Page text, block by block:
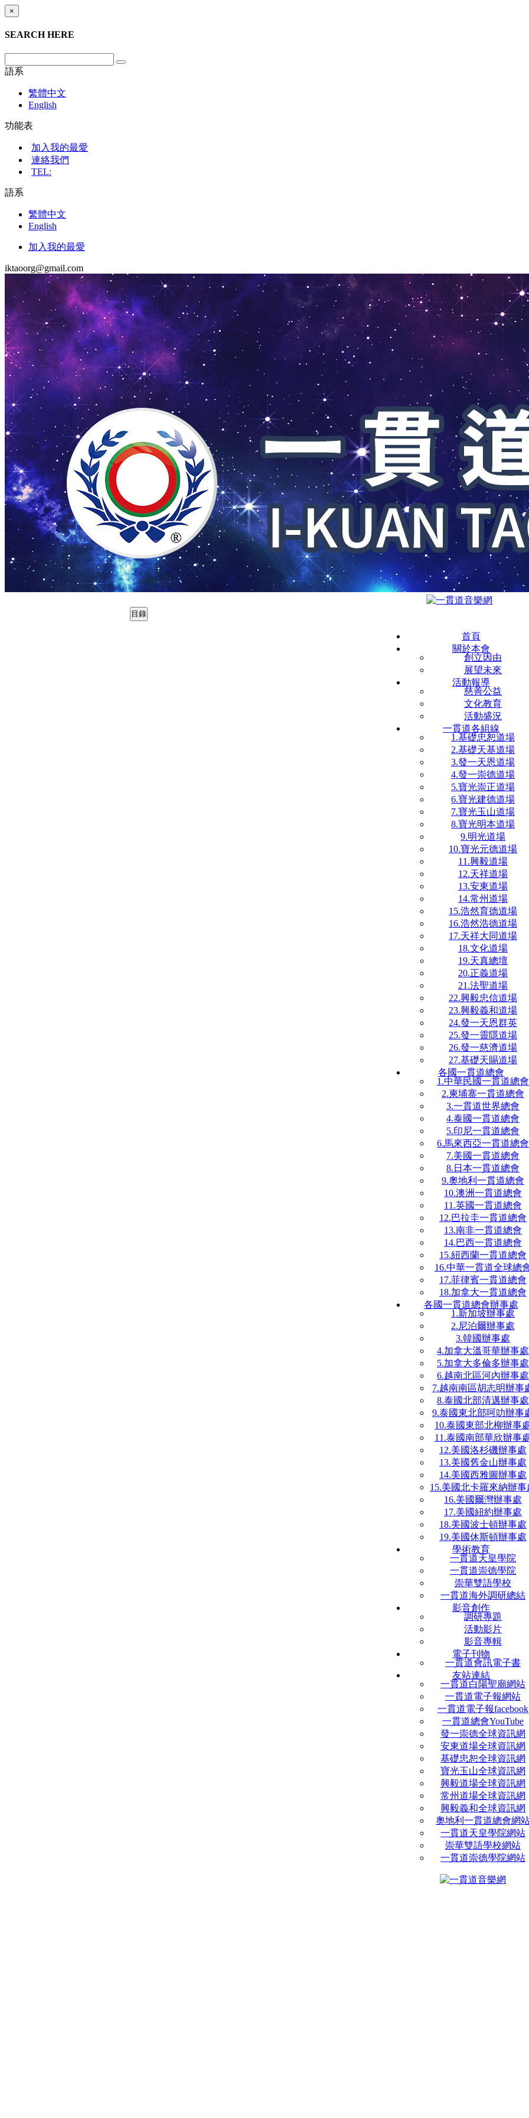
×
SEARCH HERE
語系
繁體中文
English
功能表
加入我的最愛
連絡我們
TEL:
語系
繁體中文
English
加入我的最愛
iktaoorg@gmail.com
目錄
首頁
關於本會
創立因由
展望未來
活動報導
慈善公益
文化教育
活動盛況
一貫道各組線
1.基礎忠恕道場
2.基礎天基道場
3.發一天恩道場
4.發一崇德道場
5.寶光崇正道場
6.寶光建德道場
7.寶光玉山道場
8.寶光明本道場
9.明光道場
10.寶光元德道場
11.興毅道場
12.天祥道場
13.安東道場
14.常州道場
15.浩然育德道場
16.浩然浩德道場
17.天祥大同道場
18.文化道場
19.天真總壇
20.正義道場
21.法聖道場
22.興毅忠信道場
23.興毅義和道場
24.發一天恩群英
25.發一靈隱道場
26.發一慈濟道場
27.基礎天賜道場
各國一貫道總會
1.中華民國一貫道總會
2.柬埔寨一貫道總會
3.一貫道世界總會
4.泰國一貫道總會
5.印尼一貫道總會
6.馬來西亞一貫道總會
7.美國一貫道總會
8.日本一貫道總會
9.奧地利一貫道總會
10.澳洲一貫道總會
11.英國一貫道總會
12.巴拉圭一貫道總會
13.南非一貫道總會
14.巴西一貫道總會
15.紐西蘭一貫道總會
16.中華一貫道全球總
17.菲律賓一貫道總會
18.加拿大一貫道總會
各國一貫道總會辦事處
1.新加坡辦事處
2.尼泊爾辦事處
3.韓國辦事處
4.加拿大溫哥華辦事處
5.加拿大多倫多辦事處
6.越南北區河內辦事處
7.越南南區胡志明辦事
8.泰國北部清邁辦事處
9.泰國東北部呵叻辦事
10.泰國東部北柳辦事
11.泰國南部華欣辦事
12.美國洛杉磯辦事處
13.美國舊金山辦事處
14.美國西雅圖辦事處
15.美國北卡羅來納辦事
16.美國爾灣辦事處
17.美國紐約辦事處
18.美國波士頓辦事處
19.美國休斯頓辦事處
學術教育
一貫道天皇學院
一貫道崇德學院
崇華雙語學校
一貫道海外調研總結
影音創作
調研專題
活動影片
影音專輯
電子刊物
一貫道會訊電子書
友站連結
一貫道白陽聖廟網站
一貫道電子報網站
一貫道電子報facebook
一貫道總會YouTube
發一崇德全球資訊網
安東道場全球資訊網
基礎忠恕全球資訊網
寶光玉山全球資訊網
興毅道場全球資訊網
常州道場全球資訊網
興毅義和全球資訊網
奧地利一貫道總會網
一貫道天皇學院網站
崇華雙語學校網站
一貫道崇德學院網站